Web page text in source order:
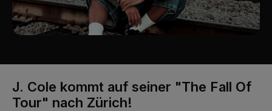
J. Cole kommt auf seiner "The Fall Of
Tour" nach Zürich!